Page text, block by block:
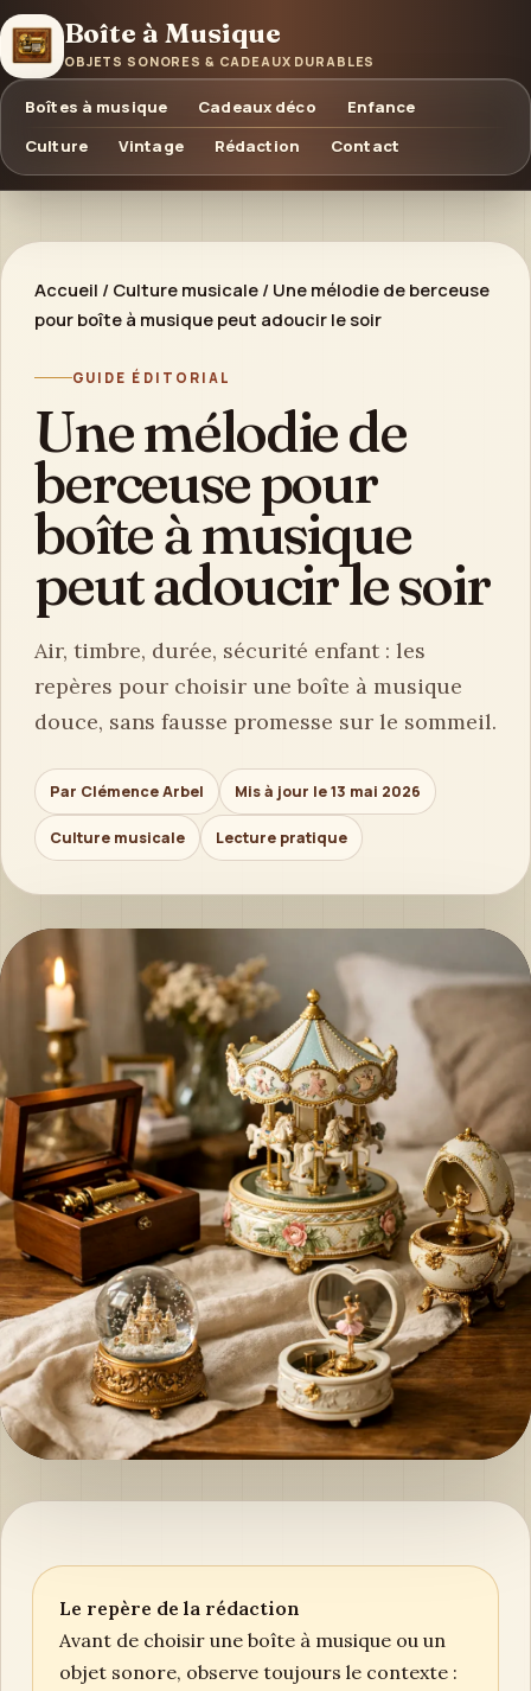
Boîte à Musique
OBJETS SONORES & CADEAUX DURABLES
Boîtes à musique Cadeaux déco
Enfance
Culture
Vintage Rédaction Contact
Accueil / Culture musicale / Une mélodie de berceuse
pour boîte à musique peut adoucir le soir
GUIDE ÉDITORIAL
Une mélodie de
berceuse pour
boîte à musique
peut adoucir le soir
Air, timbre, durée, sécurité enfant : les
repères pour choisir une boîte à musique
douce, sans fausse promesse sur le sommeil.
Par Clémence Arbel Mis à jour le 13 mai 2026
Culture musicale Lecture pratique
Le repère de la rédaction
Avant de choisir une boîte à musique ou un
objet sonore, observe toujours le contexte :